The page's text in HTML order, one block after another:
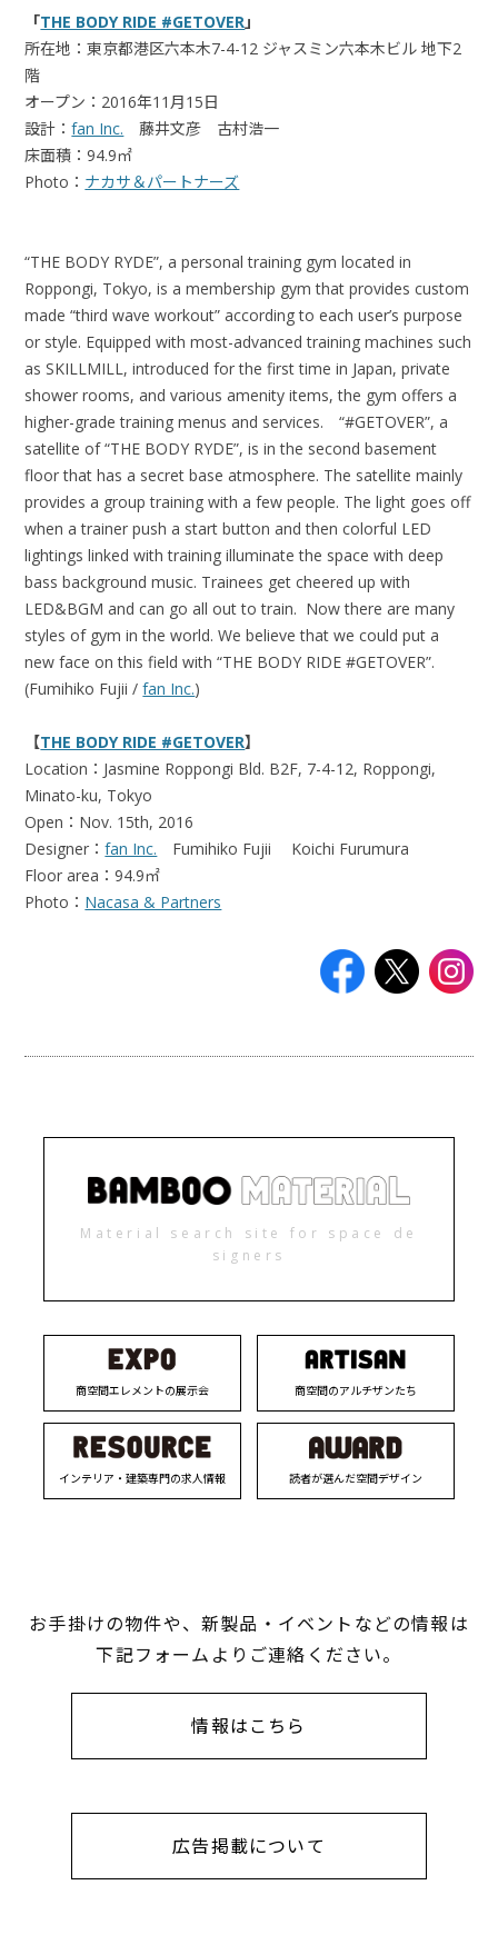
「THE BODY RIDE #GETOVER」
所在地：東京都港区六本木7-4-12 ジャスミン六本木ビル 地下2
階
オープン：2016年11月15日
設計：fan Inc. 藤井文彦 古村浩一
床面積：94.9㎡
Photo： ナカサ＆パートナーズ
“THE BODY RYDE”, a personal training gym located in
Roppongi, Tokyo, is a membership gym that provides custom
made “third wave workout” according to each user’s purpose
or style. Equipped with most-advanced training machines such
as SKILLMILL, introduced for the first time in Japan, private
shower rooms, and various amenity items, the gym offers a
higher-grade training menus and services. “#GETOVER”, a
satellite of “THE BODY RYDE”, is in the second basement
floor that has a secret base atmosphere. The satellite mainly
provides a group training with a few people. The light goes off
when a trainer push a start button and then colorful LED
lightings linked with training illuminate the space with deep
bass background music. Trainees get cheered up with
LED&BGM and can go all out to train. Now there are many
styles of gym in the world. We believe that we could put a
new face on this field with “THE BODY RIDE #GETOVER”.
(Fumihiko Fujii /fan Inc.)
【THE BODY RIDE #GETOVER】
Location：Jasmine Roppongi Bld. B2F, 7-4-12, Roppongi,
Minato-ku, Tokyo
Open：Nov. 15th, 2016
Designer：fan Inc. Fumihiko Fujii Koichi Furumura
Floor area：94.9㎡
Photo： Nacasa & Partners
Material search site for space de
signers
商空間エレメントの展示会 商空間のアルチザンたち
インテリア・建築専門の求人情報 読者が選んだ空間デザイン
お手掛けの物件や、新製品・イベントなどの情報は
下記フォームよりご連絡ください。
情報はこちら
広告掲載について